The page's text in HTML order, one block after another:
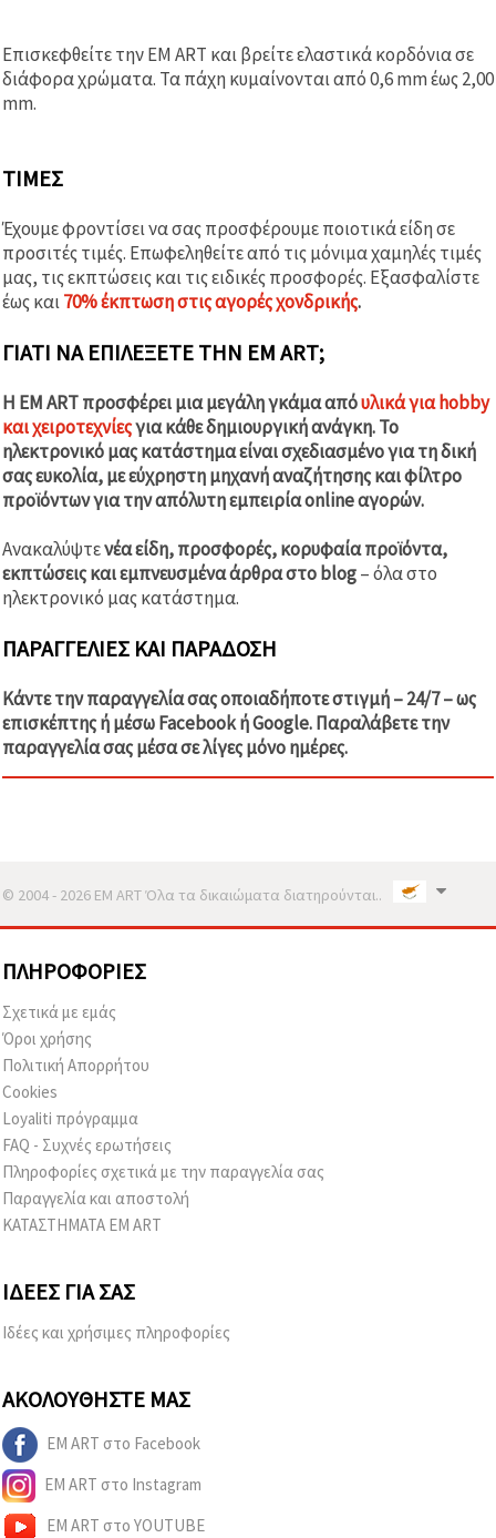
Επισκεφθείτε την EM ART και βρείτε ελαστικά κορδόνια σε
διάφορα χρώματα. Τα πάχη κυμαίνονται από 0,6 mm έως 2,00
mm.
ΤΙΜΈΣ
Έχουμε φροντίσει να σας προσφέρουμε ποιοτικά είδη σε
προσιτές τιμές. Επωφεληθείτε από τις μόνιμα χαμηλές τιμές
μας, τις εκπτώσεις και τις ειδικές προσφορές. Εξασφαλίστε
έως και70% έκπτωση στις αγορές χονδρικής.
ΓΙΑΤΊ ΝΑ ΕΠΙΛΈΞΕΤΕ ΤΗΝ EM ART;
Η EM ART προσφέρει μια μεγάλη γκάμα απόυλικά για hobby
και χειροτεχνίεςγια κάθε δημιουργική ανάγκη. Το
ηλεκτρονικό μας κατάστημα είναι σχεδιασμένο για τη δική
σας ευκολία, με εύχρηστη μηχανή αναζήτησης και φίλτρο
προϊόντων για την απόλυτη εμπειρία online αγορών.
Ανακαλύψτενέα είδη, προσφορές, κορυφαία προϊόντα,
εκπτώσεις και εμπνευσμένα άρθρα στο blog– όλα στο
ηλεκτρονικό μας κατάστημα.
ΠΑΡΑΓΓΕΛΊΕΣ ΚΑΙ ΠΑΡΆΔΟΣΗ
Κάντε την παραγγελία σας οποιαδήποτε στιγμή – 24/7 – ως
επισκέπτης ή μέσω Facebook ή Google. Παραλάβετε την
παραγγελία σας μέσα σε λίγες μόνο ημέρες.
© 2004 - 2026 EM ART Όλα τα δικαιώματα διατηρούνται..
ΠΛΗΡΟΦΟΡΊΕΣ
Σχετικά με εμάς
Όροι χρήσης
Πολιτική Απορρήτου
Cookies
Loyaliti πρόγραμμα
FAQ - Συχνές ερωτήσεις
Πληροφορίες σχετικά με την παραγγελία σας
Παραγγελία και αποστολή
ΚΑΤΑΣΤΗΜΑΤΑ EM ART
ΙΔΈΕΣ ΓΙΑ ΣΑΣ
Ιδέες και χρήσιμες πληροφορίες
ΑΚΟΛΟΥΘΉΣΤΕ ΜΑΣ
EM ART στο Facebook
EM ART στο Instagram
EM ART στο YOUTUBE